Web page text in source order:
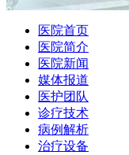
医院首页
医院简介
医院新闻
媒体报道
医护团队
诊疗技术
病例解析
治疗设备